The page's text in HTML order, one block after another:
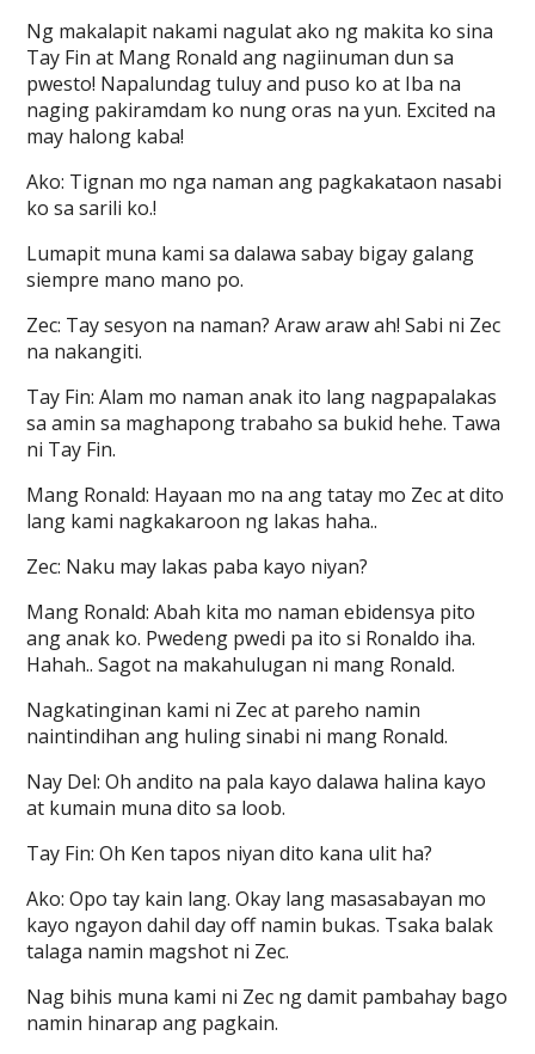
Ng makalapit nakami nagulat ako ng makita ko sina
Tay Fin at Mang Ronald ang nagiinuman dun sa
pwesto! Napalundag tuluy and puso ko at Iba na
naging pakiramdam ko nung oras na yun. Excited na
may halong kaba!
Ako: Tignan mo nga naman ang pagkakataon nasabi
ko sa sarili ko.!
Lumapit muna kami sa dalawa sabay bigay galang
siempre mano mano po.
Zec: Tay sesyon na naman? Araw araw ah! Sabi ni Zec
na nakangiti.
Tay Fin: Alam mo naman anak ito lang nagpapalakas
sa amin sa maghapong trabaho sa bukid hehe. Tawa
ni Tay Fin.
Mang Ronald: Hayaan mo na ang tatay mo Zec at dito
lang kami nagkakaroon ng lakas haha..
Zec: Naku may lakas paba kayo niyan?
Mang Ronald: Abah kita mo naman ebidensya pito
ang anak ko. Pwedeng pwedi pa ito si Ronaldo iha.
Hahah.. Sagot na makahulugan ni mang Ronald.
Nagkatinginan kami ni Zec at pareho namin
naintindihan ang huling sinabi ni mang Ronald.
Nay Del: Oh andito na pala kayo dalawa halina kayo
at kumain muna dito sa loob.
Tay Fin: Oh Ken tapos niyan dito kana ulit ha?
Ako: Opo tay kain lang. Okay lang masasabayan mo
kayo ngayon dahil day off namin bukas. Tsaka balak
talaga namin magshot ni Zec.
Nag bihis muna kami ni Zec ng damit pambahay bago
namin hinarap ang pagkain.